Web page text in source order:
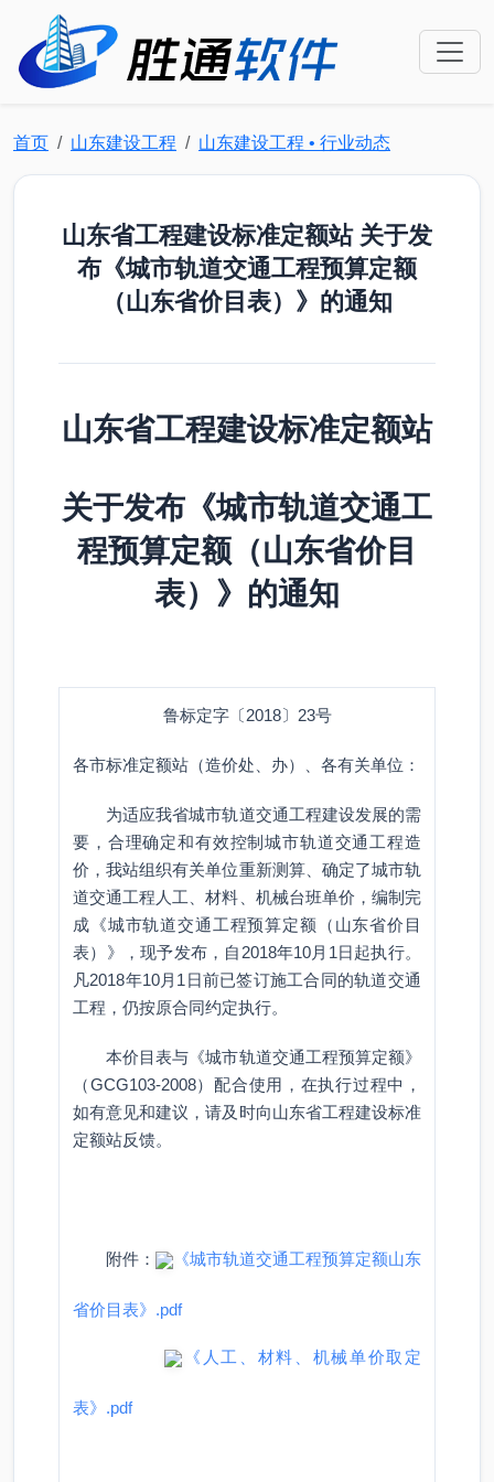
首页 山东建设工程 山东建设工程 • 行业动态
山东省工程建设标准定额站 关于发
布《城市轨道交通工程预算定额
（山东省价目表）》的通知
山东省工程建设标准定额站
关于发布《城市轨道交通工
程预算定额（山东省价目
表）》的通知
鲁标定字〔2018〕23号
各市标准定额站（造价处、办）、各有关单位：
为适应我省城市轨道交通工程建设发展的需
要，合理确定和有效控制城市轨道交通工程造
价，我站组织有关单位重新测算、确定了城市轨
道交通工程人工、材料、机械台班单价，编制完
成《城市轨道交通工程预算定额（山东省价目
表）》，现予发布，自2018年10月1日起执行。
凡2018年10月1日前已签订施工合同的轨道交通
工程，仍按原合同约定执行。
本价目表与《城市轨道交通工程预算定额》
（GCG103-2008）配合使用，在执行过程中，
如有意见和建议，请及时向山东省工程建设标准
定额站反馈。
附件： 《城市轨道交通工程预算定额山东
省价目表》.pdf
《人工、材料、机械单价取定
表》.pdf